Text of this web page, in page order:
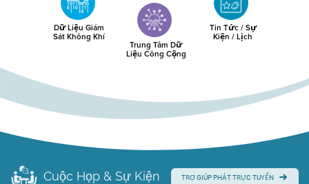
Dữ Liệu Giám
Sát Không Khí
Trung Tâm Dữ
Liệu Công Cộng
Tin Tức / Sự
Kiện / Lịch
Cuộc Họp & Sự Kiện TRỢ GIÚP PHÁT TRỰC TUYẾN